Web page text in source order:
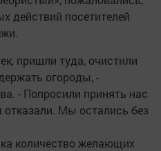
действий посетителей
пришли туда, очистили
огороды, -
- Попросили принять нас
Мы остались без
количество желающих